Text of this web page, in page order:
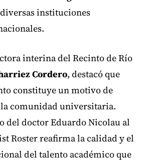
instituciones
interina del Recinto de Río
Cordero, destacó que
constituye un motivo de
comunidad universitaria.
del doctor Eduardo Nicolau al
Roster reafirma la calidad y el
del talento académico que